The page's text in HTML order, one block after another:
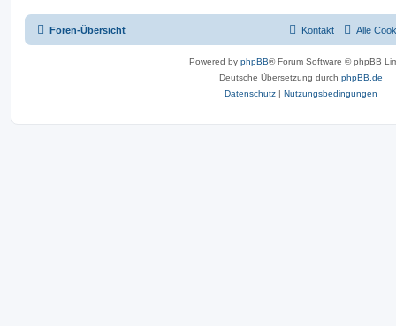
Foren-Übersicht Alle
Kontakt
Powered by phpBB® Forum Software © phpBB
Deutsche Übersetzung durch phpBB.de
Datenschutz | Nutzungsbedingungen